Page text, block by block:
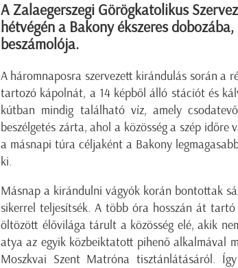
A Zalaegerszegi Görögkatolikus
hétvégén a Bakony ékszeres
beszámolója.
A háromnaposra szervezett kirándulás során a
tartozó kápolnát, a 14 képből álló stációt és
kútban mindig található víz, amely
beszélgetés zárta, ahol a közösség a szép
a másnapi túra céljaként a Bakony
ki.
Másnap a kirándulni vágyók korán bontottak
sikerrel teljesítsék. A több óra hosszán át
öltözött élővilága tárult a közösség elé, akik
atya az egyik közbeiktatott pihenő alkalmával
Moszkvai Szent Matróna tisztánlátásáról.